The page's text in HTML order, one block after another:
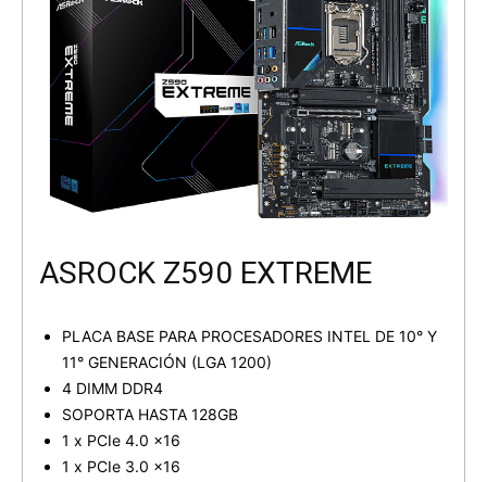
ASROCK Z590 EXTREME
PLACA BASE PARA PROCESADORES INTEL DE 10° Y
11° GENERACIÓN (LGA 1200)
4 DIMM DDR4
SOPORTA HASTA 128GB
1 x PCIe 4.0 x16
1 x PCIe 3.0 x16